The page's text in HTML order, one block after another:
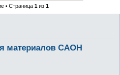
• Страница 1из 1
материалов САОН